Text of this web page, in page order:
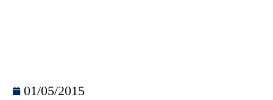
01/05/2015